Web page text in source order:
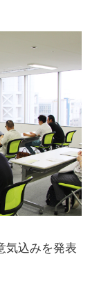
気込みを発表